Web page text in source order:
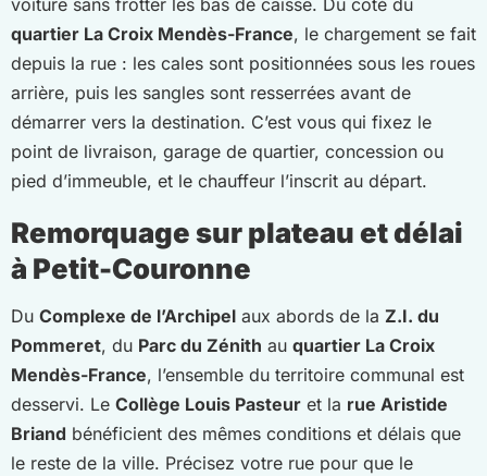
quartier La Croix Mendès-France, le chargement se fait
depuis la rue : les cales sont positionnées sous les roues
arrière, puis les sangles sont resserrées avant de
démarrer vers la destination. C’est vous qui fixez le
point de livraison, garage de quartier, concession ou
pied d’immeuble, et le chauffeur l’inscrit au départ.
Remorquage sur plateau et délai
à Petit-Couronne
Du Complexe de l’Archipel aux abords de la Z.I. du
Pommeret, du Parc du Zénith au quartier La Croix
Mendès-France, l’ensemble du territoire communal est
desservi. Le Collège Louis Pasteur et la rue Aristide
Briand bénéficient des mêmes conditions et délais que
le reste de la ville. Précisez votre rue pour que le